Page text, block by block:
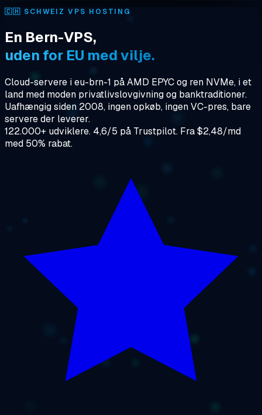
🇨🇭 SCHWEIZ VPS HOSTING
En Bern-VPS,
uden for EU med vilje.
Cloud-servere i eu-brn-1 på AMD EPYC og ren NVMe, i et
land med moden privatlivslovgivning og banktraditioner.
Uafhængig siden 2008, ingen opkøb, ingen VC-pres, bare
servere der leverer.
122.000+ udviklere. 4,6/5 på Trustpilot. Fra $2,48/md
med 50% rabat.